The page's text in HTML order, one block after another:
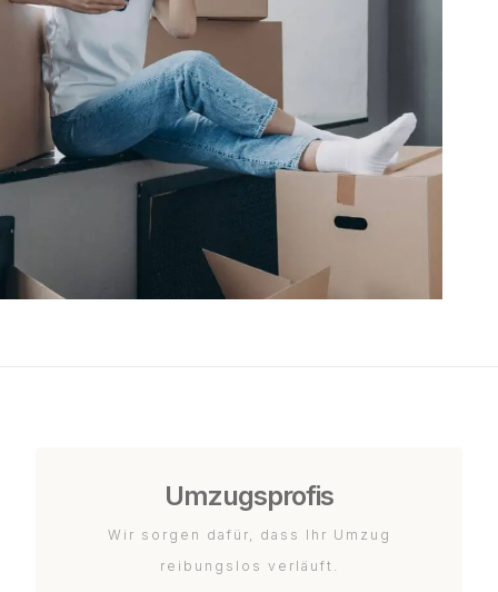
Umzugsprofis
Wir sorgen dafür, dass Ihr Umzug
reibungslos verläuft.